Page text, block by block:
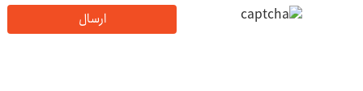
ارسال